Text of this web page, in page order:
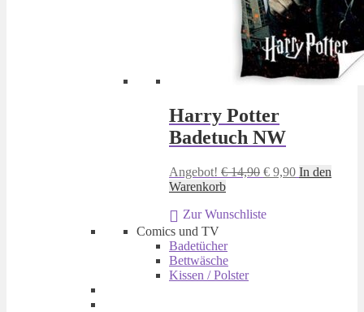
Harry Potter
Badetuch NW
Angebot! €14,90 Ursprünglicher
€ 14,90
€ 9,90Aktueller
In den
Warenkorb
Zur Wunschliste
Comics und TV
Badetücher
Bettwäsche
Kissen / Polster